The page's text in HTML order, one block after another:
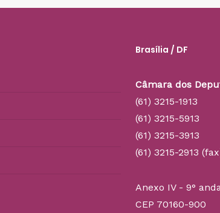
Brasília / DF
Câmara dos
(61) 3215-1913
(61) 3215-5913
(61) 3215-3913
(61) 3215-2913
Anexo IV - 9°
CEP 70160-900